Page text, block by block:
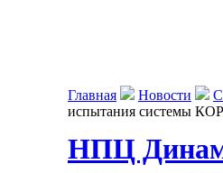
Главная Новости
испытания системы
НПЦ